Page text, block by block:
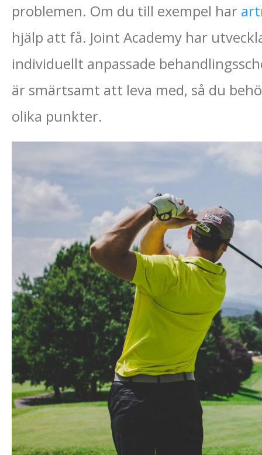
problemen. Om du till exempel har
hjälp att få. Joint Academy har
individuellt anpassade
är smärtsamt att leva med, så du
olika punkter.